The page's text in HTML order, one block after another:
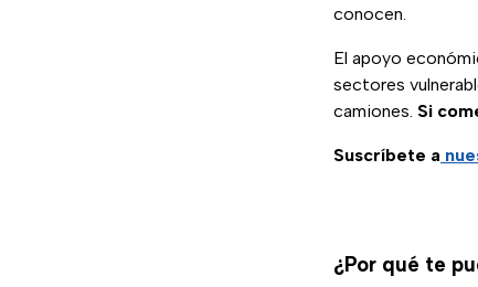
conocen.
El apoyo
sectores
camiones. Si
Suscríbete a
¿Por qué te